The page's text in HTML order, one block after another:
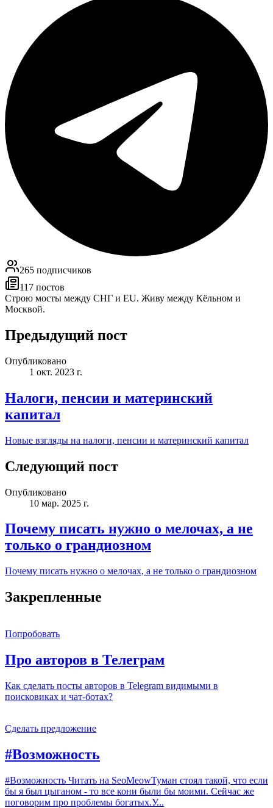
265 подписчиков
117 постов
Строю мосты между СНГ и EU. Живу между Кёльном и
Москвой.
Предыдущий пост
Опубликовано
1 окт. 2023 г.
Налоги, пенсии и материнский
капитал
Новые взгляды на налоги, пенсии и материнский капитал
Следующий пост
Опубликовано
10 мар. 2025 г.
Почему писать нужно о мелочах, а не
только о грандиозном
Почему писать нужно о мелочах, а не только о грандиозном
Закрепленные
Попробовать
Про авторов в Телеграм
Как сделать посты авторов в Telegram видимыми в
поисковиках и чат‑ботах?
Сделать предложение
#Возможность
#Возможность Читать на SeoMeowТуман стоял такой, что если
бы я был цыганом - то все кони были бы моими. Сейчас же
поговорим про проблемы богатых.У...